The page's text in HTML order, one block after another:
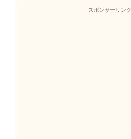
スポンサーリンク